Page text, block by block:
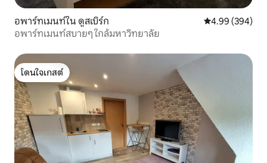
อพาร์ทเมนท์ใน ดูสเบิร์ก คะแนนเฉลี่ย
4.99 (394)
อพาร์ทเมนท์สบายๆ ใกล้มหาวิทยาลัย
โดนใจเกสต์
โดนใจเกสต์